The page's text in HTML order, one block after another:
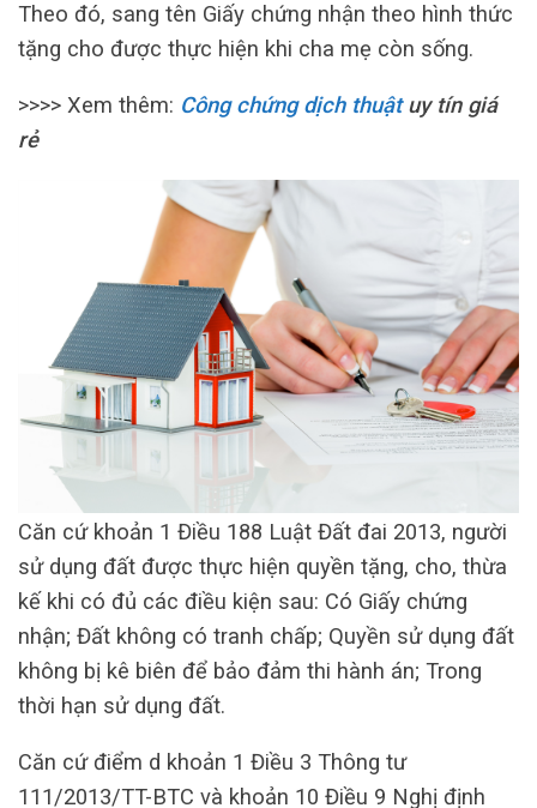
Theo đó, sang tên Giấy chứng nhận theo hình thức
tặng cho được thực hiện khi cha mẹ còn sống.
>>>> Xem thêm: Công chứng dịch thuậtuy tín giá
rẻ
Căn cứ khoản 1 Điều 188 Luật Đất đai 2013, người
sử dụng đất được thực hiện quyền tặng, cho, thừa
kế khi có đủ các điều kiện sau: Có Giấy chứng
nhận; Đất không có tranh chấp; Quyền sử dụng đất
không bị kê biên để bảo đảm thi hành án; Trong
thời hạn sử dụng đất.
Căn cứ điểm d khoản 1 Điều 3 Thông tư
111/2013/TT-BTC và khoản 10 Điều 9 Nghị định